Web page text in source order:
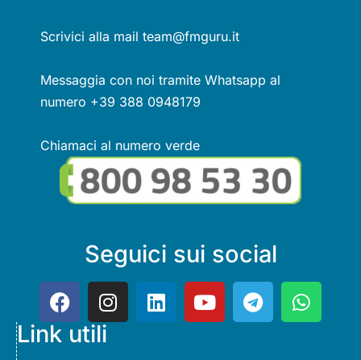
Scrivici alla mail team@fmguru.it
Messaggia con noi tramite Whatsapp al
numero +39 388 0948179
Chiamaci al numero verde
Seguici sui social
Link utili